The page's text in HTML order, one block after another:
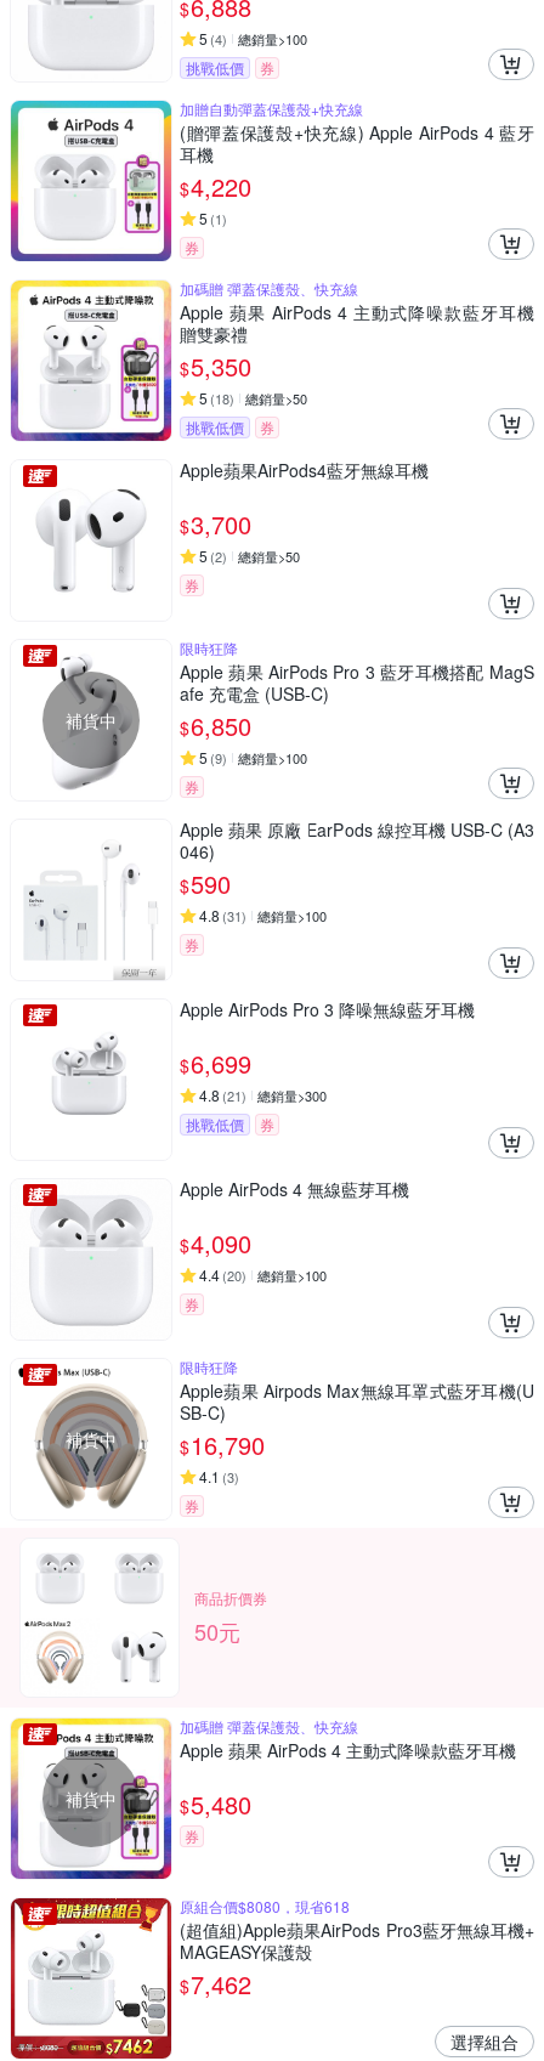
$6,888
5 (4) 總銷量>100
挑戰低價
券
加贈自動彈蓋保護殼+快充線
(贈彈蓋保護殼+快充線) Apple AirPods 4 藍牙
耳機
$4,220
5 (1)
券
加碼贈 彈蓋保護殼、快充線
Apple 蘋果 AirPods 4 主動式降噪款藍牙耳機
贈雙豪禮
$5,350
5 (18) 總銷量>50
挑戰低價 券
Apple蘋果AirPods4藍牙無線耳機
$3,700
5 (2) 總銷量>50
券
補貨中
限時狂降
Apple 蘋果 AirPods Pro 3 藍牙耳機搭配 MagS
afe 充電盒 (USB‑C)
$6,850
5 (9) 總銷量>100
券
Apple 蘋果 原廠 EarPods 線控耳機 USB-C (A3
046)
$590
4.8 (31) 總銷量>100
券
Apple AirPods Pro 3 降噪無線藍牙耳機
$6,699
4.8 (21) 總銷量>300
挑戰低價 券
Apple AirPods 4 無線藍芽耳機
$4,090
4.4(20) 總銷量>100
券
補貨中
限時狂降
Apple蘋果 Airpods Max無線耳罩式藍牙耳機(U
SB-C)
$16,790
4.1 (3)
券
商品折價券
50元
補貨中
加碼贈 彈蓋保護殼、快充線
Apple 蘋果 AirPods 4 主動式降噪款藍牙耳機
$5,480
券
原組合價$8080，現省618
(超值組)Apple蘋果AirPods Pro3藍牙無線耳機+
MAGEASY保護殼
$7,462
選擇組合